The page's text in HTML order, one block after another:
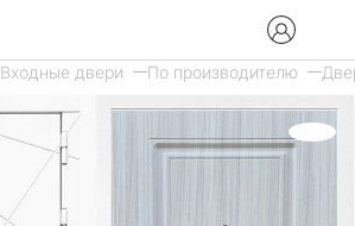
Входные двери По производителю